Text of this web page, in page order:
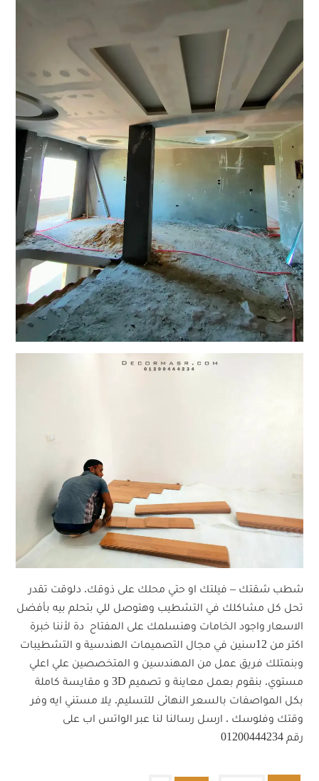
شطب شقتك – فيلتك او حتي محلك على ذوقك. دلوقت تقدر
تحل كل مشاكلك في التشطيب وهتوصل للي بتحلم بيه بأفضل
الاسعار واجود الخامات وهنسلمك على المفتاح دة لأننا خبرة
اكتر من 12سنين في مجال التصميمات الهندسية و التشطيبات
وبنمتلك فريق عمل من المهندسين و المتخصصين علي اعلي
مستوي. بنقوم بعمل معاينة و تصميم 3D و مقايسة كاملة
بكل المواصفات بالسعر النهائى للتسليم. يلا مستني ايه وفر
وقتك وفلوسك . ارسل رسالنا لنا عبر الواتس اب على
رقم 01200444234